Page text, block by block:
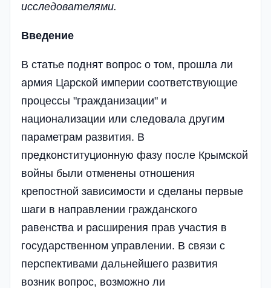
исследователями.
Введение
В статье поднят вопрос о том, прошла ли
армия Царской империи соответствующие
процессы "гражданизации" и
национализации или следовала другим
параметрам развития. В
предконституционную фазу после Крымской
войны были отменены отношения
крепостной зависимости и сделаны первые
шаги в направлении гражданского
равенства и расширения прав участия в
государственном управлении. В связи с
перспективами дальнейшего развития
возник вопрос, возможно ли